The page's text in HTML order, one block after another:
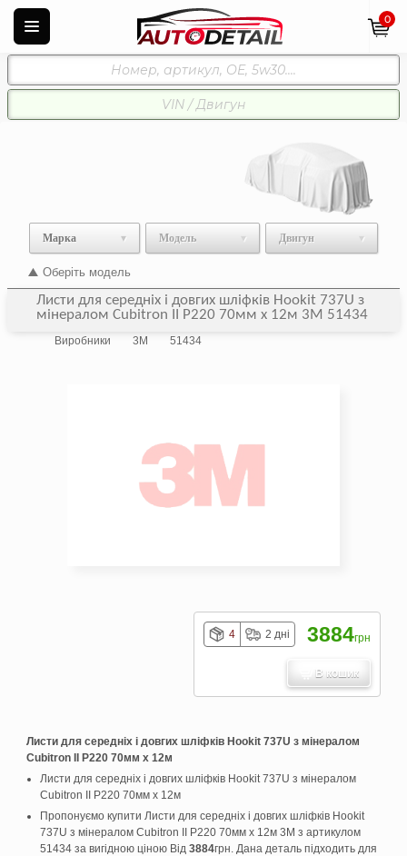
0
Марка Модель Двигун
Оберіть модель
Листи для середніх і довгих шліфків Hookit 737U з
мінералом Cubitron II P220 70мм х 12м 3M 51434
Виробники 3M 51434
Листи для середніх і довгих шліфків Hookit 737U з мінералом
Cubitron II P220 70мм х 12м
Листи для середніх і довгих шліфків Hookit 737U з мінералом
Cubitron II P220 70мм х 12м
Пропонуємо купити Листи для середніх і довгих шліфків Hookit
737U з мінералом Cubitron II P220 70мм х 12м 3M з артикулом
51434 за вигідною ціною Від 3884грн. Дана деталь підходить для
4 2 дні 3884грн
В кошик